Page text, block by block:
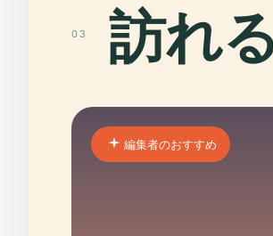
03 訪れ
編集者のおすすめ